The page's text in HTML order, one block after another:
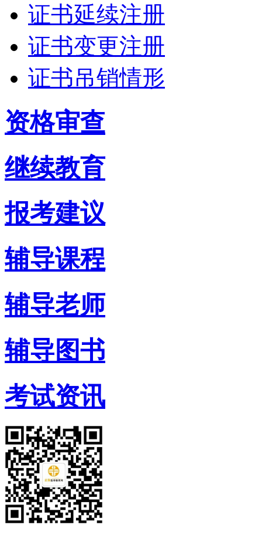
证书延续注册
证书变更注册
证书吊销情形
资格审查
继续教育
报考建议
辅导课程
辅导老师
辅导图书
考试资讯